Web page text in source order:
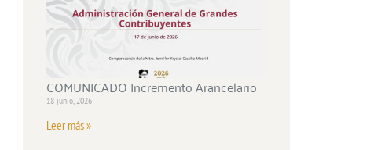
COMUNICADO Incremento Arancelario
18 junio, 2026
Leer más »